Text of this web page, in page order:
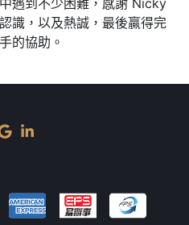
識，以及熱誠，最後贏得完
的協助。